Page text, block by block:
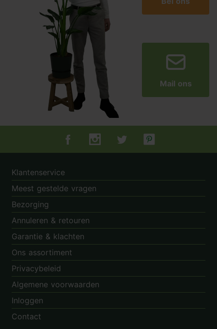
Mail ons
Tuincentrum.nl op Facebook
Tuincentrum.nl op Instagram
Tuincentrum.nl op Twitter
Tuincentrum.nl op
Klantenservice
Meest gestelde vragen
Bezorging
Annuleren & retouren
Garantie & klachten
Ons assortiment
Privacybeleid
Algemene voorwaarden
Inloggen
Contact